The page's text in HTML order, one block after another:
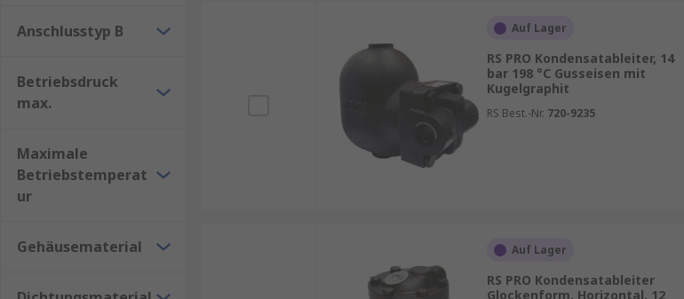
Anschlusstyp B
Betriebsdruck
max.
Maximale
Betriebstemperat
ur
Gehäusematerial
Auf Lager
RS PRO Kondensatableiter, 14
bar 198 °C Gusseisen mit
Kugelgraphit
RS Best.-Nr. 720-9235
Auf Lager
RS PRO Kondensatableiter
Glockenform, Horizontal, 12